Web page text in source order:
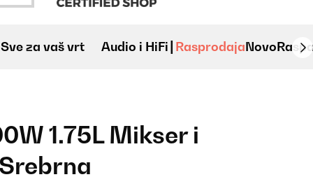
Sve za vaš vrt Audio i HiFi RasprodajaNovo
1.75L Mikser i